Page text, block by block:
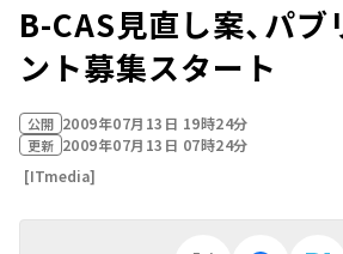
B-CAS見直し案、パ
ント募集スタート
公開 2009年07月13日 19時24分
更新 2009年07月13日 07時24分
[ITmedia]